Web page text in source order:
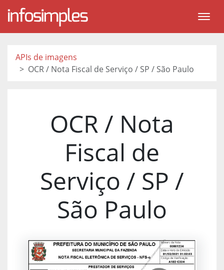
APIs de imagens
OCR / Nota Fiscal de Serviço / SP / São Paulo
OCR / Nota
Fiscal de
Serviço / SP /
São Paulo